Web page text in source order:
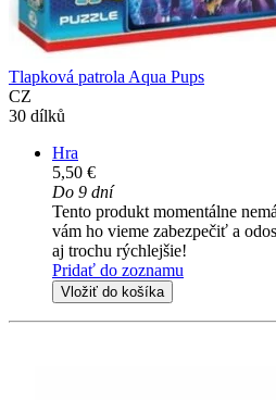
Tlapková patrola Aqua Pups
CZ
30 dílků
Hra
5,50 €
Do 9 dní
Tento produkt momentálne
vám ho vieme zabezpečiť a
aj trochu rýchlejšie!
Pridať do zoznamu
Vložiť do košíka